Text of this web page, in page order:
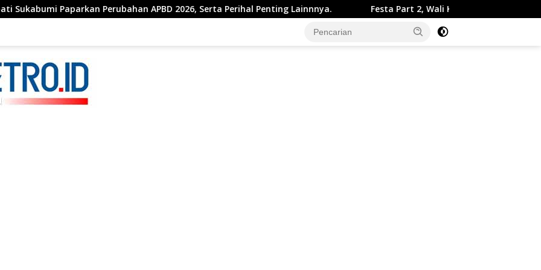
APBD 2026, Serta Perihal Penting Lainnnya. Festa Part 2, Wali Kota Sukabumi Tekankan Komitmen Bangun